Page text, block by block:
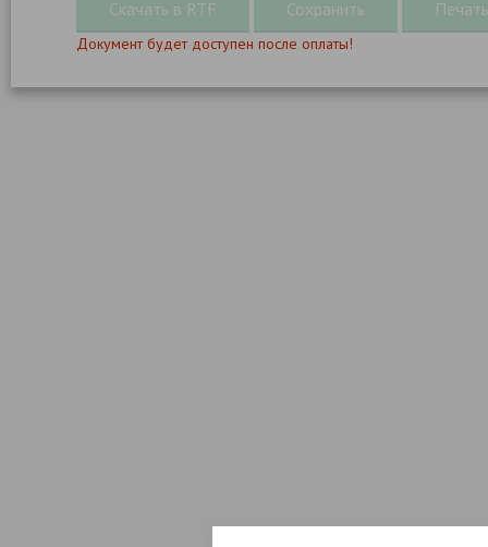
Документ будет доступен после оплаты!